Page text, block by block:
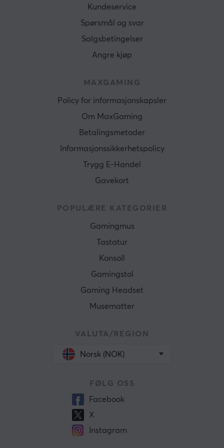
Kundeservice
Spørsmål og svar
Salgsbetingelser
Angre kjøp
MAXGAMING
Policy for informasjonskapsler
Om MaxGaming
Betalingsmetoder
Informasjonssikkerhetspolicy
Trygg E-Handel
Gavekort
POPULÆRE KATEGORIER
Gamingmus
Tastatur
Konsoll
Gamingstol
Gaming Headset
Musematter
VALUTA/REGION
Norsk (NOK)
FØLG OSS
Facebook
X
Instagram